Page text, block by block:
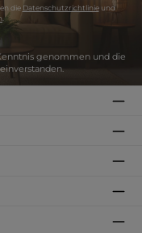
die Datenschutzrichtlinieund
genommen und die